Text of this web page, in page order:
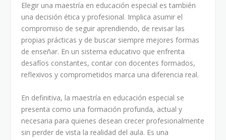
Elegir una maestría en educación especial es también
una decisión ética y profesional. Implica asumir el
compromiso de seguir aprendiendo, de revisar las
propias prácticas y de buscar siempre mejores formas
de enseñar. En un sistema educativo que enfrenta
desafíos constantes, contar con docentes formados,
reflexivos y comprometidos marca una diferencia real.
En definitiva, la maestría en educación especial se
presenta como una formación profunda, actual y
necesaria para quienes desean crecer profesionalmente
sin perder de vista la realidad del aula. Es una